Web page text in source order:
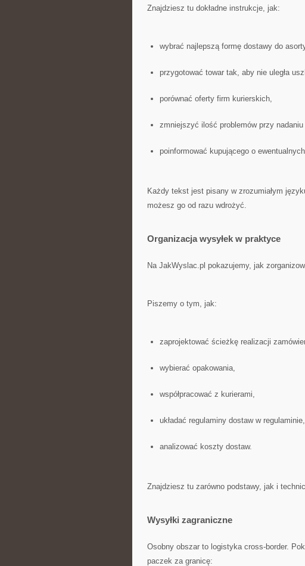
Znajdziesz tu dokładne instrukcje, jak:
wybrać najlepszą formę dostawy do
przygotować towar tak, aby nie uległa
porównać oferty firm kurierskich,
zmniejszyć ilość problemów przy nadaniu
poinformować kupującego o
Każdy tekst jest pisany w zrozumiałym
możesz go od razu wdrożyć.
Organizacja wysyłek w praktyce
Na JakWyslac.pl pokazujemy, jak
Piszemy o tym, jak:
zaprojektować ścieżkę realizacji
wybierać opakowania,
współpracować z kurierami,
układać regulaminy dostaw w regulaminie,
analizować koszty dostaw.
Znajdziesz tu zarówno podstawy, jak i
Wysyłki zagraniczne
Osobny obszar to logistyka cross-border.
paczek za granicę: